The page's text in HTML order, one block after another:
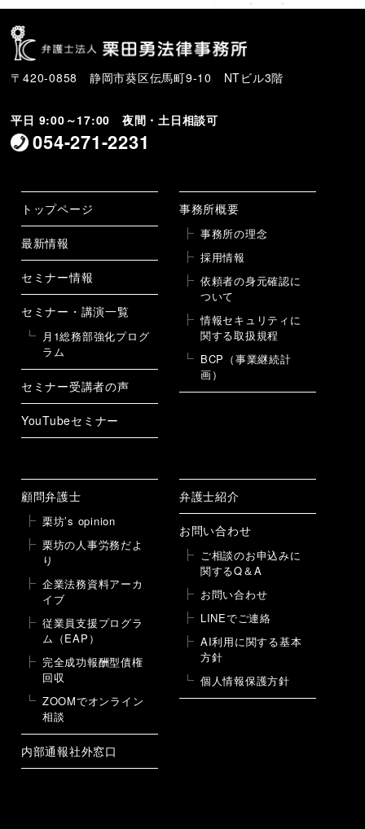
〒420-0858 静岡市葵区伝馬町9-10 NTビル3階
平日 9:00～17:00 夜間・土日相談可
054-271-2231
トップページ
最新情報
セミナー情報
セミナー・講演一覧
月1総務部強化プログ
ラム
セミナー受講者の声
YouTubeセミナー
事務所概要
事務所の理念
採用情報
依頼者の身元確認に
ついて
情報セキュリティに
関する取扱規程
BCP（事業継続計
画）
顧問弁護士
栗坊’s opinion
栗坊の人事労務だよ
り
企業法務資料アーカ
イブ
従業員支援プログラ
ム（EAP）
完全成功報酬型債権
回収
ZOOMでオンライン
相談
内部通報社外窓口
弁護士紹介
お問い合わせ
ご相談のお申込みに
関するQ＆A
お問い合わせ
LINEでご連絡
AI利用に関する基本
方針
個人情報保護方針